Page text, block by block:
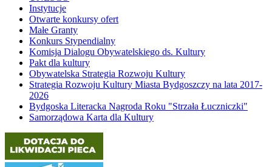
Instytucje
Otwarte konkursy ofert
Małe Granty
Konkurs Stypendialny
Komisja Dialogu Obywatelskiego ds. Kultury
Pakt dla kultury
Obywatelska Strategia Rozwoju Kultury
Strategia Rozwoju Kultury Miasta Bydgoszczy na lata 2017-
2026
Bydgoska Literacka Nagroda Roku "Strzała Łuczniczki"
Samorządowa Karta dla Kultury